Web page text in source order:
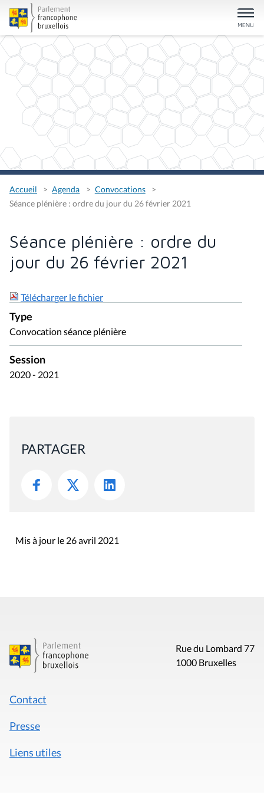
Accueil Agenda
Convocations
Séance plénière : ordre du jour du 26 février 2021
Séance plénière : ordre du
jour du 26 février 2021
Télécharger le fichier
Type
Convocation séance plénière
Session
2020 - 2021
PARTAGER
Mis à jour le 26 avril 2021
Rue du Lombard 77
1000 Bruxelles
Contact
Presse
Liens utiles